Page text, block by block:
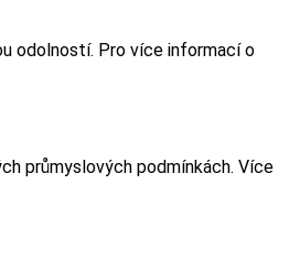
odolností. Pro více informací o
průmyslových podmínkách. Více